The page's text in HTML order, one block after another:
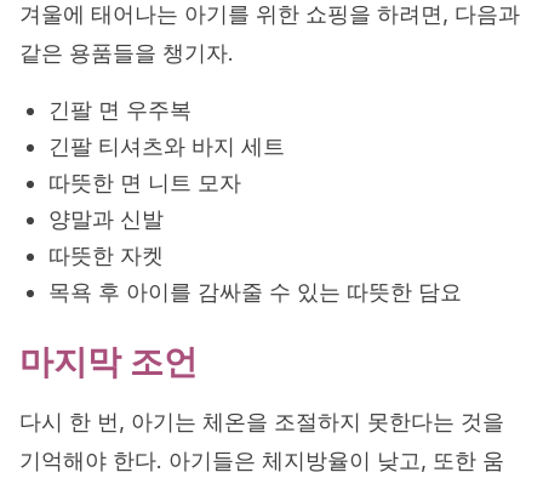
겨울에 태어나는 아기를 위한 쇼핑을 하려면, 다음과
같은 용품들을 챙기자.
긴팔 면 우주복
긴팔 티셔츠와 바지 세트
따뜻한 면 니트 모자
양말과 신발
따뜻한 자켓
목욕 후 아이를 감싸줄 수 있는 따뜻한 담요
마지막 조언
다시 한 번, 아기는 체온을 조절하지 못한다는 것을
기억해야 한다. 아기들은 체지방율이 낮고, 또한 움